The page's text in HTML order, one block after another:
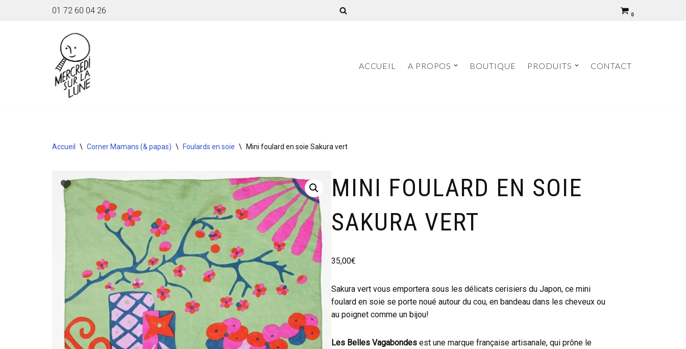
01 72 60 04 26 0
ACCUEIL A PROPOS BOUTIQUE PRODUITS CONTACT
Accueil \ Corner Mamans (& papas) \ Foulards en soie \ Mini foulard en soie Sakura vert
MINI FOULARD EN SOIE
SAKURA VERT
35,00€
Sakura vert vous emportera sous les délicats cerisiers du Japon, ce mini
foulard en soie se porte noué autour du cou, en bandeau dans les cheveux ou
au poignet comme un bijou!
Les Belles Vagabondes est une marque française artisanale, qui prône le